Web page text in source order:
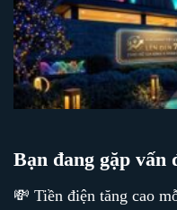
Bạn đang gặp vấn
💸 Tiền điện tăng cao